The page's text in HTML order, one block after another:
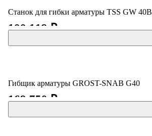
Станок для гибки арматуры TSS GW 40B
100 119 ₽
Гибщик арматуры GROST-SNAB G40
169 750 ₽